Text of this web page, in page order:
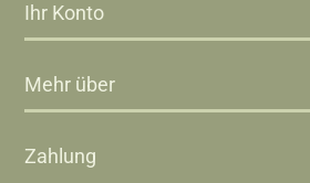
Ihr Konto
Mehr über
Zahlung